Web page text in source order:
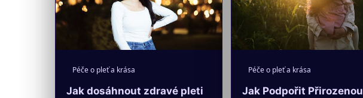
Péče o pleť a krása
Jak dosáhnout zdravé pleti
Péče o pleť a krása
Jak Podpořit Přirozenou